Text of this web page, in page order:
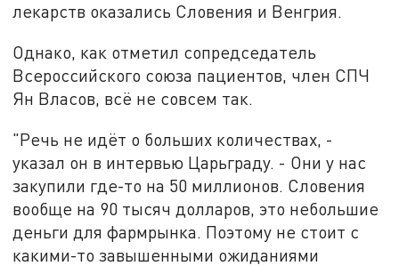
лекарств оказались Словения и Венгрия.
Однако, как отметил сопредседатель
Всероссийского союза пациентов, член СПЧ
Ян Власов, всё не совсем так.
"Речь не идёт о больших количествах, -
указал он в интервью Царьграду. - Они у нас
закупили где-то на 50 миллионов. Словения
вообще на 90 тысяч долларов, это небольшие
деньги для фармрынка. Поэтому не стоит с
какими-то завышенными ожиданиями